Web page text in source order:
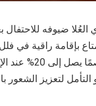
العُلا ضيوفه
بإقامة راقية في
وتجارب غامرة وسط
لتعزيز